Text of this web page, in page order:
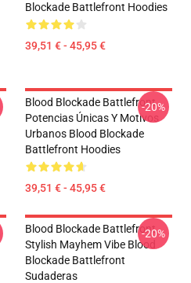
Blockade Battlefront Hoodies
39,51 € - 45,95 €
Blood Blockade Battlefront
Potencias Únicas Y Motivos
Urbanos Blood Blockade
Battlefront Hoodies
39,51 € - 45,95 €
-20%
Blood Blockade Battlefront
Stylish Mayhem Vibe Blood
Blockade Battlefront
Sudaderas
-20%